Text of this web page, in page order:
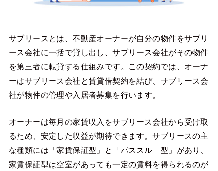
サブリースとは、不動産オーナーが自分の物件をサブリ
ース会社に一括で貸し出し、サブリース会社がその物件
を第三者に転貸する仕組みです。この契約では、オーナ
ーはサブリース会社と賃貸借契約を結び、サブリース会
社が物件の管理や入居者募集を行います。
オーナーは毎月の家賃収入をサブリース会社から受け取
るため、安定した収益が期待できます。サブリースの主
な種類には「家賃保証型」と「パススルー型」があり、
家賃保証型は空室があっても一定の賃料を得られるのが